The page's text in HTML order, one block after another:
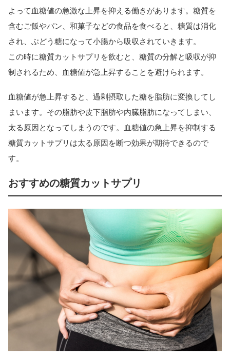
よって血糖値の急激な上昇を抑える働きがあります。糖質を
含むご飯やパン、和菓子などの食品を食べると、糖質は消化
され、ぶどう糖になって小腸から吸収されていきます。
この時に糖質カットサプリを飲むと、糖質の分解と吸収が抑
制されるため、血糖値が急上昇することを避けられます。
血糖値が急上昇すると、過剰摂取した糖を脂肪に変換してし
まいます。その脂肪や皮下脂肪や内臓脂肪になってしまい、
太る原因となってしまうのです。血糖値の急上昇を抑制する
糖質カットサプリは太る原因を断つ効果が期待できるので
す。
おすすめの糖質カットサプリ